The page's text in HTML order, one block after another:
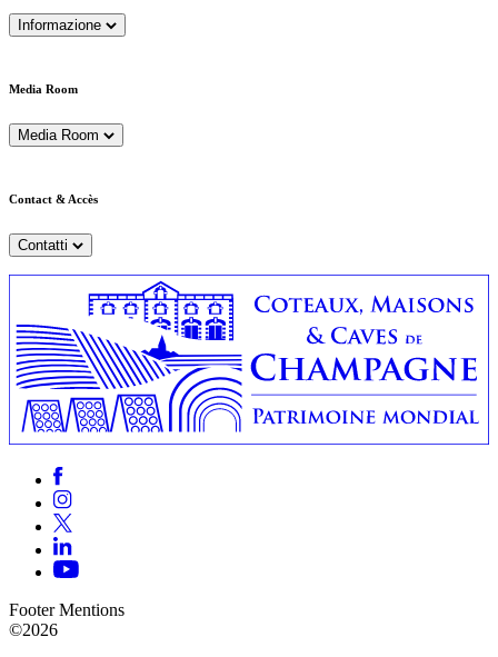
Informazione
Media Room
Media Room
Contact & Accès
Contatti
Footer Mentions
©2026